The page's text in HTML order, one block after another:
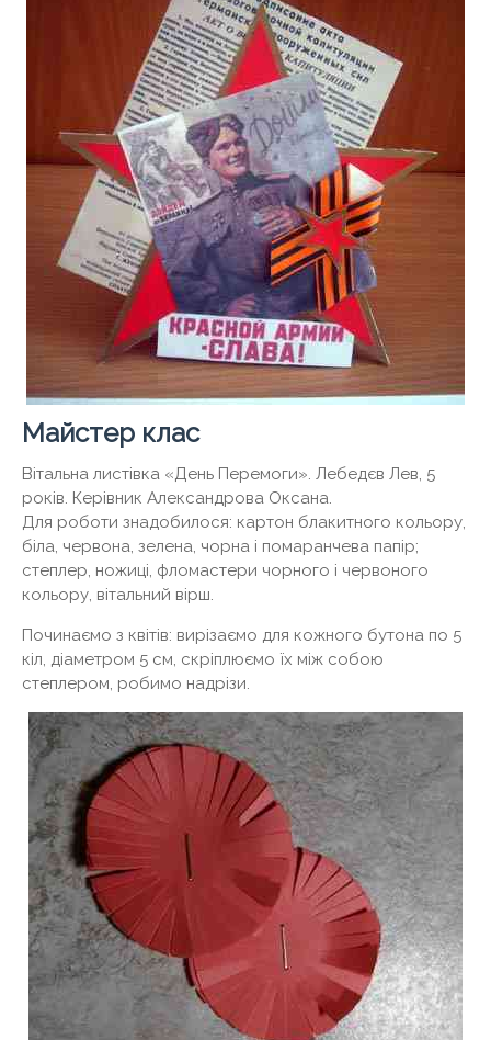
Майстер клас
Вітальна листівка «День Перемоги». Лебедєв Лев, 5
років. Керівник Александрова Оксана.
Для роботи знадобилося: картон блакитного кольору,
біла, червона, зелена, чорна і помаранчева папір;
степлер, ножиці, фломастери чорного і червоного
кольору, вітальний вірш.
Починаємо з квітів: вирізаємо для кожного бутона по 5
кіл, діаметром 5 см, скріплюємо їх між собою
степлером, робимо надрізи.